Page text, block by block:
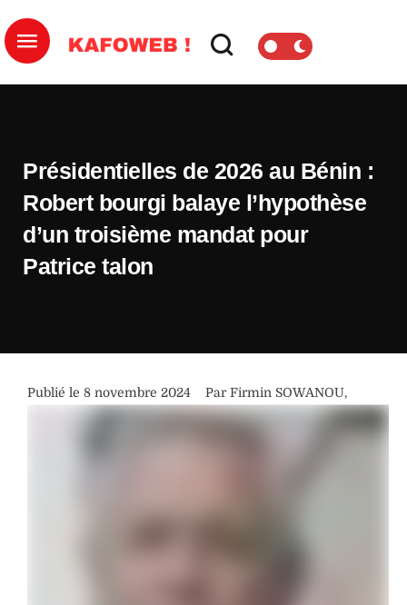
Présidentielles de 2026 au Bénin :
Robert bourgi balaye l’hypothèse
d’un troisième mandat pour
Patrice talon
Publié le 8 novembre 2024 Par Firmin SOWANOU,